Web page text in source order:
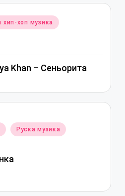
хип-хоп музика
Khan – Сеньорита
Руска музика